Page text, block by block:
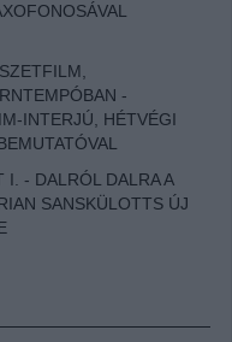
-
INTERJÚ, HÉTVÉGI
I. - DALRÓL DALRA A
SANSKÜLOTTS ÚJ